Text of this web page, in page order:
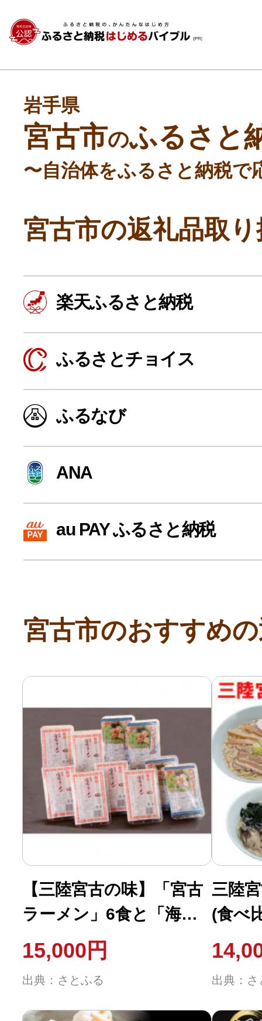
よく見られている返礼品
ふるさと納税徹底比較
寄付上限額シミュレーション
副業・パラレルワーカー
個人事業主・フリーラン
個人事業・フリーランス
ふるさと納税の基礎知識
10秒ぴったり診断
自治体直営サイト特集
はじめるバイブルとは
よくあるご質問
問い合わせ
岩手県
宮古市のふるさと
〜自治体をふるさと納税で
宮古市の返礼品取
楽天ふるさと納税
ふるさとチョイス
ふるなび
ANA
au PAY ふるさと納税
宮古市のおすすめ
【三陸宮古の味】「宮古
ラーメン」6食と「海鮮
ラーメン」4食!人気の定
番10食セット
15,000円
出典：さとふる
三陸
(食べ
[宮古
メン
出典：さ